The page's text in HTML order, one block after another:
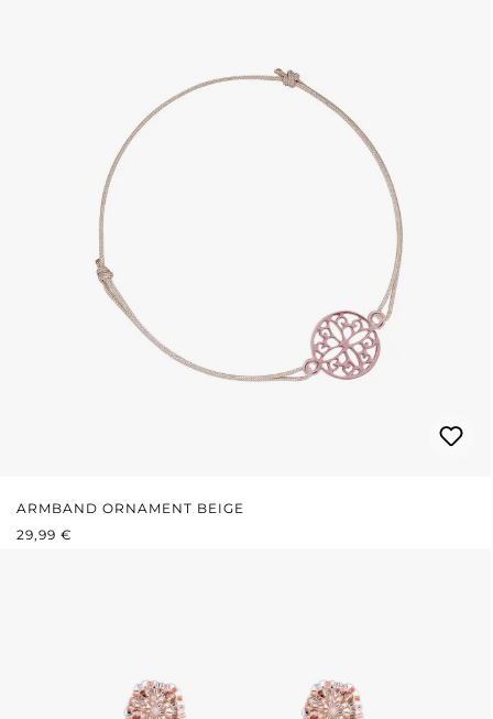
ARMBAND ORNAMENT BEIGE
REGULÄRER PREIS:
29,99 €